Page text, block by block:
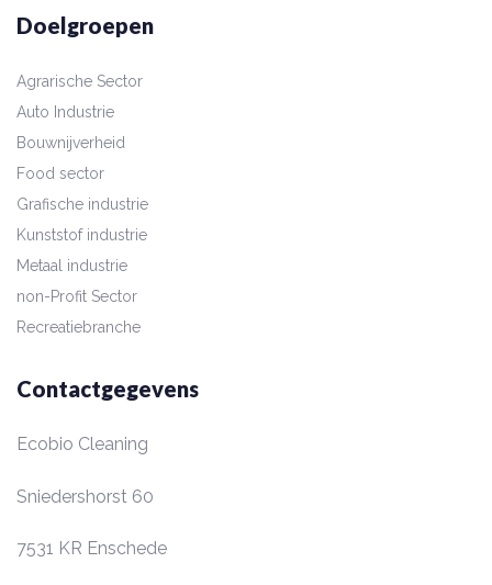
Doelgroepen
Agrarische Sector
Auto Industrie
Bouwnijverheid
Food sector
Grafische industrie
Kunststof industrie
Metaal industrie
non-Profit Sector
Recreatiebranche
Contactgegevens
Ecobio Cleaning
Sniedershorst 60
7531 KR Enschede